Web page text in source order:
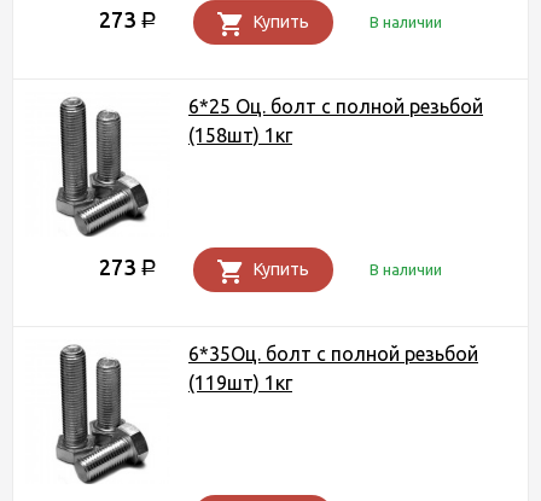
273 Р Купить В наличии
6*25 Оц. болт с полной резьбой
(158шт) 1кг
273 Р Купить В наличии
6*35Оц. болт с полной резьбой
(119шт) 1кг